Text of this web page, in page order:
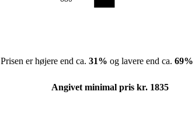
Prisen er højere end ca. 31% og lavere end ca. 69%
Angivet minimal pris kr. 1835